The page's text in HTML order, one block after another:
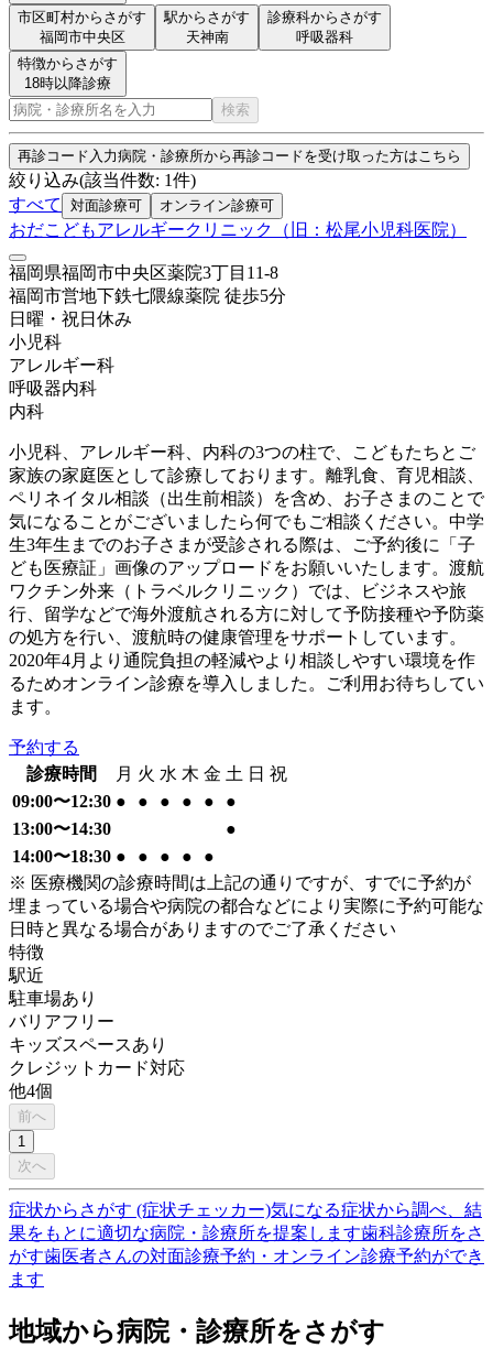
市区町村からさがす
福岡市中央区
駅からさがす
天神南
診療科からさがす
呼吸器科
特徴からさがす
18時以降診療
検索
再診コード入力病院・診療所から再診コードを受け取った方はこちら
絞り込み(該当件数: 1件)
すべて
対面診療可 オンライン診療可
おだこどもアレルギークリニック（旧：松尾小児科医院）
福岡県福岡市中央区薬院3丁目11-8
福岡市営地下鉄七隈線薬院 徒歩5分
日曜・祝日 休み
小児科
アレルギー科
呼吸器内科
内科
小児科、アレルギー科、内科の3つの柱で、こどもたちとご
家族の家庭医として診療しております。離乳食、育児相談、
ペリネイタル相談（出生前相談）を含め、お子さまのことで
気になることがございましたら何でもご相談ください。中学
生3年生までのお子さまが受診される際は、ご予約後に「子
ども医療証」画像のアップロードをお願いいたします。渡航
ワクチン外来（トラベルクリニック）では、ビジネスや旅
行、留学などで海外渡航される方に対して予防接種や予防薬
の処方を行い、渡航時の健康管理をサポートしています。
2020年4月より通院負担の軽減やより相談しやすい環境を作
るためオンライン診療を導入しました。ご利用お待ちしてい
ます。
予約する
診療時間
月 火 水 木 金 土 日 祝
09:00〜12:30 ● ● ● ● ●
●
13:00〜14:30
●
14:00〜18:30 ● ● ● ●
●
※ 医療機関の診療時間は上記の通りですが、すでに予約が
埋まっている場合や病院の都合などにより実際に予約可能な
日時と異なる場合がありますのでご了承ください
特徴
駅近
駐車場あり
バリアフリー
キッズスペースあり
クレジットカード対応
他4個
前へ
1
次へ
症状からさがす (症状チェッカー)気になる症状から調べ、結
果をもとに適切な病院・診療所を提案します歯科診療所をさ
がす歯医者さんの対面診療予約・オンライン診療予約ができ
ます
地域から病院・診療所をさがす